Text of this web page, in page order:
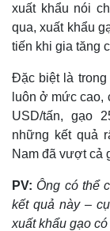
xuất khẩu nói
qua, xuất khẩu
tiến khi gia tăng
Đặc biệt là trong
luôn ở mức cao,
USD/tấn, gạo
những kết quả
Nam đã vượt cả
PV: Ông có thể
kết quả này –
xuất khẩu gạo